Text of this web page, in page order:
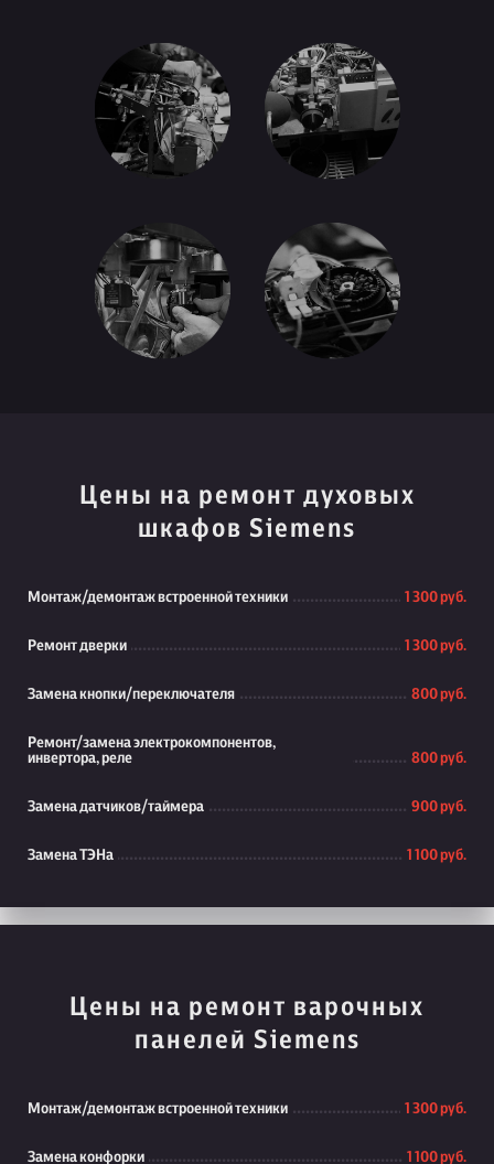
Цены на ремонт духовых
шкафов Siemens
Монтаж/демонтаж встроенной техники 1 300 руб.
Ремонт дверки 1 300 руб.
Замена кнопки/переключателя 800 руб.
Ремонт/замена электрокомпонентов,
инвертора, реле
800 руб.
Замена датчиков/таймера 900 руб.
Замена ТЭНа 1 100 руб.
Цены на ремонт варочных
панелей Siemens
Монтаж/демонтаж встроенной техники 1 300 руб.
Замена конфорки 1 100 руб.